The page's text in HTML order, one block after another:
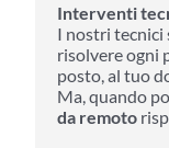
Interventi
I nostri tecnici
risolvere ogni
posto, al tuo
Ma, quando
da remoto